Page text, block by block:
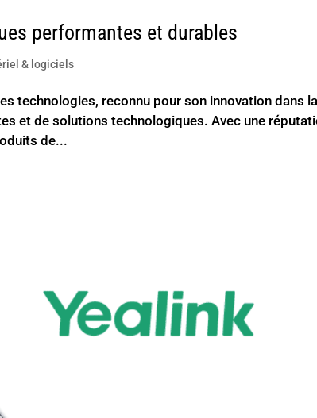
performantes et durables
& logiciels
technologies, reconnu pour son innovation dans
et de solutions technologiques. Avec une
de...